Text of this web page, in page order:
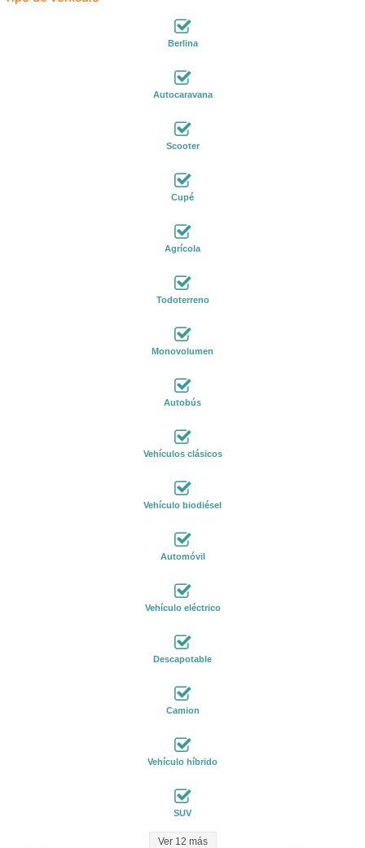
Berlina
Autocaravana
Scooter
Cupé
Agrícola
Todoterreno
Monovolumen
Autobús
Vehículos clásicos
Vehículo biodiésel
Automóvil
Vehículo eléctrico
Descapotable
Camion
Vehículo híbrido
SUV
Ver 12 más